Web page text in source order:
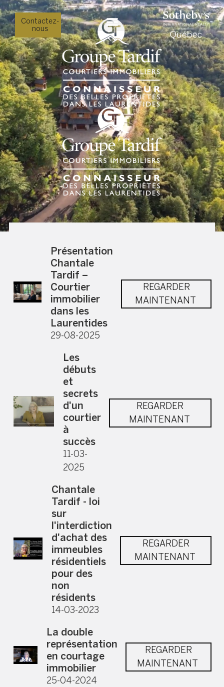
Contactez-
nous
Présentation
Chantale
Tardif –
Courtier
immobilier
dans les
Laurentides
29-08-2025
REGARDER
MAINTENANT
Les
débuts
et
secrets
d'un
courtier
à
succès
11-03-
2025
REGARDER
MAINTENANT
Chantale
Tardif - loi
sur
l'interdiction
d'achat des
immeubles
résidentiels
pour des
non
résidents
14-03-2023
REGARDER
MAINTENANT
La double
représentation
en courtage
immobilier
25-04-2024
REGARDER
MAINTENANT